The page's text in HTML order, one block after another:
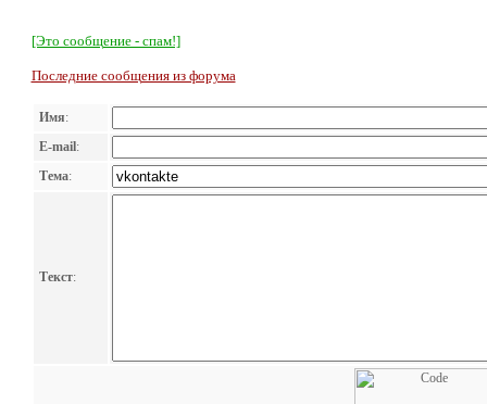
[Это сообщение - спам!]
Последние сообщения из форума
Имя:
E-mail:
Тема:
Текст: